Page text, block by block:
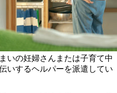
いの妊婦さんまたは子育て中
いするヘルパーを派遣してい